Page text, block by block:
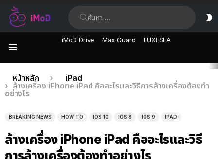
iMoD Drive Max Guard LUXESLA
เรื่อง
ล่าสุด
คุณอยู่ที่นี่:
หน้าหลัก
iPad
ล้างเครื่อง iPhone iPad คืออะไรและวิธีการล้างเครื่องต้องทำ
อย่างไร
BREAKING NEWS HOW TO IOS 10 IOS 8 IOS 9 IPAD
ล้างเครื่อง iPhone iPad คืออะไรและวิธี
การล้างเครื่องต้องทำอย่างไร